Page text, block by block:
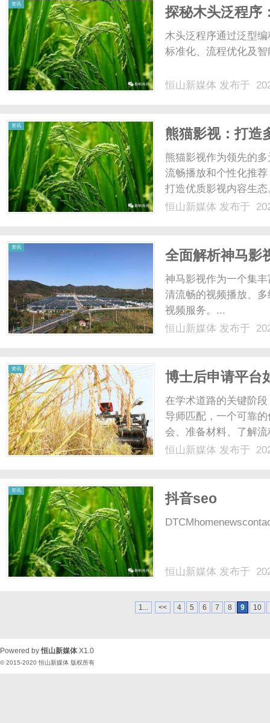
资讯
探秘木头泛程序
木头泛程序通过泛型
标准化、流程优化及
恒山新媒体 发布于
资讯
熊猫影视：打造
熊猫影视作为领先的
流畅播放和个性化推
打造优质影视内容生
恒山新媒体 发布于
资讯
全面解析神马影
神马影视作为一个集
清流畅的视频播放、
视频服务。...
恒山新媒体 发布于
资讯
博士后申请平台
在学术道路的关键阶
导师匹配，一个可靠
会、准备材料、了解
发展的支持平台，为
恒山新媒体 发布于
资讯
抖音seo
恒山新媒体 发布于
1... << 4 5 6 7 8 9 10
Powered by恒山新媒体 X1.0
© 2015-2020 恒山新媒体 版权所有